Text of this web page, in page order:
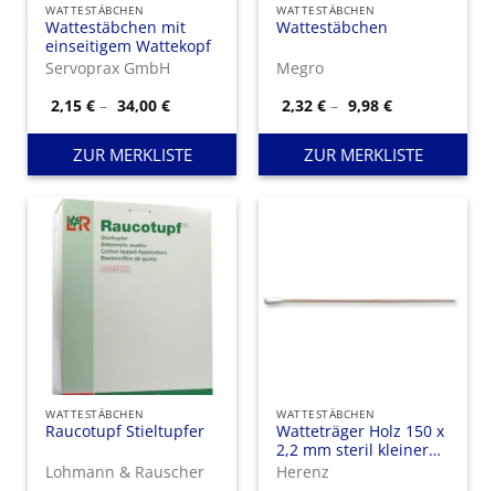
WATTESTÄBCHEN
Wattestäbchen mit
einseitigem Wattekopf
Servoprax GmbH
2,15€ – 34,00€Preisspanne:
2,15 €
bis
34,00 €
ZUR MERKLISTE
WATTESTÄBCHEN
Wattestäbchen
Megro
2,32€ – 9,98€Preisspanne:
2,32 €
bis
9,98 €
ZUR MERKLISTE
WATTESTÄBCHEN
Raucotupf Stieltupfer
Lohmann & Rauscher
WATTESTÄBCHEN
Watteträger Holz 150 x
2,2 mm steril kleiner
Kopf
Herenz